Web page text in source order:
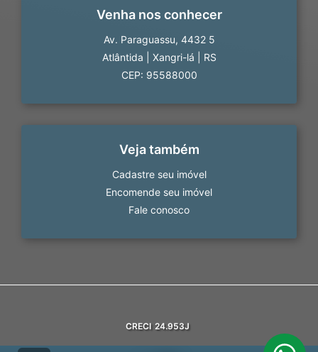
Venha nos conhecer
Av. Paraguassu, 4432 5
Atlântida
Xangri-lá
RS
CEP: 95588000
Veja também
Cadastre seu imóvel
Encomende seu imóvel
Fale conosco
CRECI 24.953J